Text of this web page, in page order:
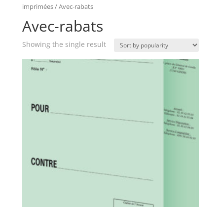
imprimées/ Avec-rabats
Avec-rabats
Showing the single result